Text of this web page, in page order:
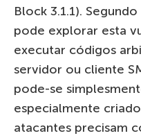
Block 3.1.1).
pode explorar esta
executar códigos
servidor ou cliente
pode-se
especialmente
atacantes precisam